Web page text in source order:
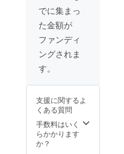
名様ま
でご招
待！
【２０
２０年
４月中
が1歳に
よ！一
升餅背
負って
歩くか
な？イ
でに集まっ
た金額が
ファンディ
ングされま
す。
支援に関するよ
くある質問
手数料はいく
らかかります
か？